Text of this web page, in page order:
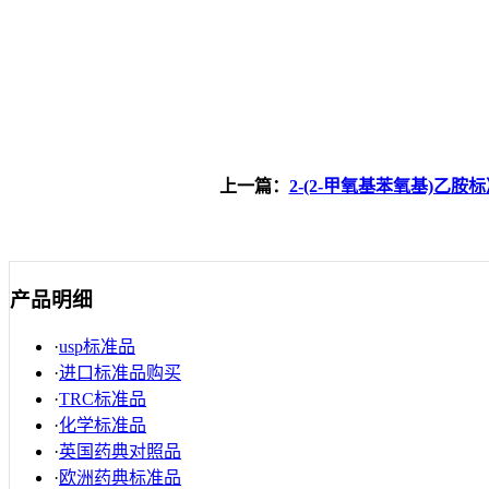
上一篇： 2-(2-甲氧基苯氧基)乙胺
产品明细
·usp标准品
·进口标准品购买
·TRC标准品
·化学标准品
·英国药典对照品
·欧洲药典标准品